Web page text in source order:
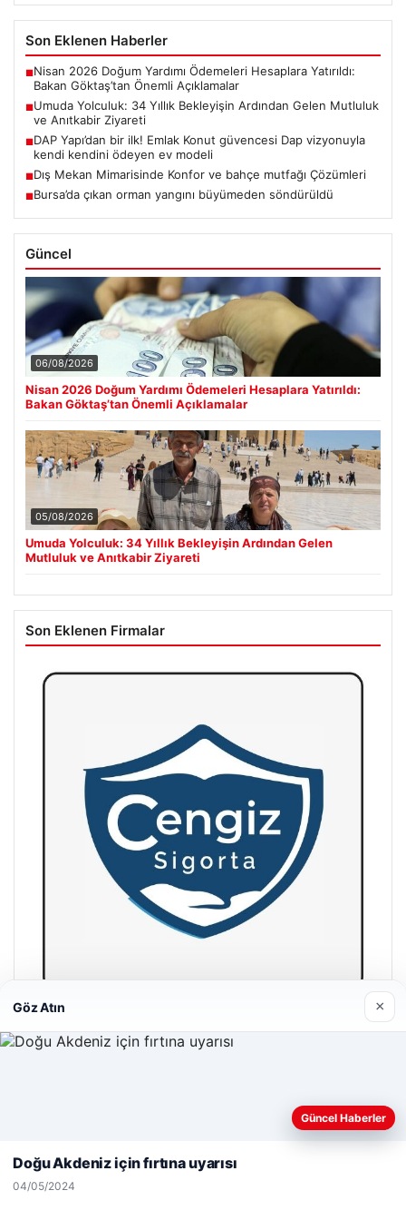
Son Eklenen Haberler
■Nisan 2026 Doğum Yardımı Ödemeleri Hesaplara Yatırıldı:
Bakan Göktaş’tan Önemli Açıklamalar
■Umuda Yolculuk: 34 Yıllık Bekleyişin Ardından Gelen Mutluluk
ve Anıtkabir Ziyareti
■DAP Yapı’dan bir ilk! Emlak Konut güvencesi Dap vizyonuyla
kendi kendini ödeyen ev modeli
■Dış Mekan Mimarisinde Konfor ve bahçe mutfağı Çözümleri
■Bursa’da çıkan orman yangını büyümeden söndürüldü
Güncel
06/08/2026
Nisan 2026 Doğum Yardımı Ödemeleri Hesaplara Yatırıldı:
Bakan Göktaş’tan Önemli Açıklamalar
05/08/2026
Umuda Yolculuk: 34 Yıllık Bekleyişin Ardından Gelen
Mutluluk ve Anıtkabir Ziyareti
Son Eklenen Firmalar
Hastaş Beton
26/05/2026
© 2026 Habersel – Güncel Haberler
Web sitemizi nasıl kullandığınızı daha iyi anlayabilmek,
deneyiminizi kişiselleştirmek ve geliştirmek amacıyla çerezler
Reddet Kabul Et
Göz Atın ×
Güncel Haberler
Doğu Akdeniz için fırtına uyarısı
04/05/2024